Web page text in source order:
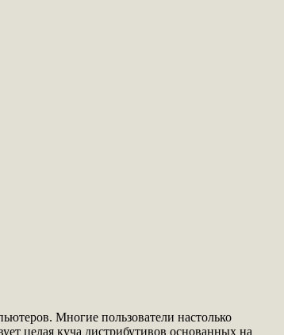
Многие пользователи настолько
целая куча дистрибутивов основанных на